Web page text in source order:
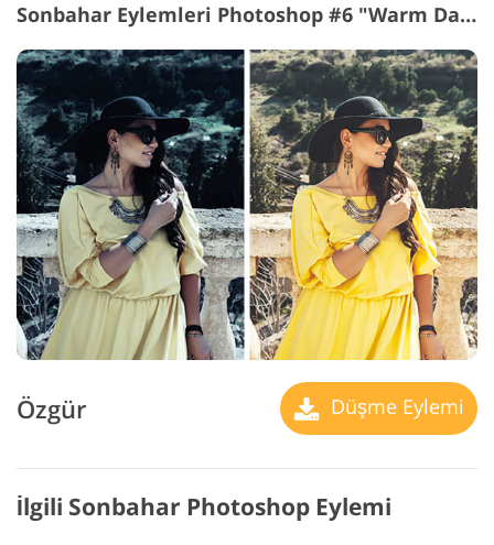
Sonbahar Eylemleri Photoshop #6 "Warm Day"
Özgür Düşme Eylemi
İlgili Sonbahar Photoshop Eylemi